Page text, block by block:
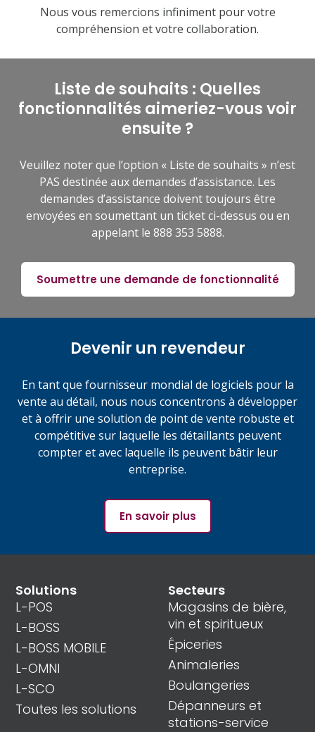
Nous vous remercions infiniment pour votre
compréhension et votre collaboration.
Liste de souhaits : Quelles
fonctionnalités aimeriez-vous voir
ensuite ?
Veuillez noter que l’option « Liste de souhaits » n’est
PAS destinée aux demandes d’assistance. Les
demandes d’assistance doivent toujours être
envoyées en soumettant un ticket ci-dessus ou en
appelant le 888 353 5888.
Soumettre une demande de fonctionnalité
Devenir un revendeur
En tant que fournisseur mondial de logiciels pour la
vente au détail, nous nous concentrons à développer
et à offrir une solution de point de vente robuste et
compétitive sur laquelle les détaillants peuvent
compter et avec laquelle ils peuvent bâtir leur
entreprise.
En savoir plus
Solutions
L-POS
L-BOSS
L-BOSS MOBILE
L-OMNI
L-SCO
Toutes les solutions
Secteurs
Magasins de bière,
vin et spiritueux
Épiceries
Animaleries
Boulangeries
Dépanneurs et
stations-service